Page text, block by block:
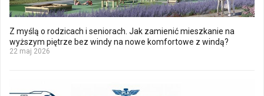
Z myślą o rodzicach i seniorach. Jak zamienić mieszkanie na
wyższym piętrze bez windy na nowe komfortowe z windą?
22 maj 2026